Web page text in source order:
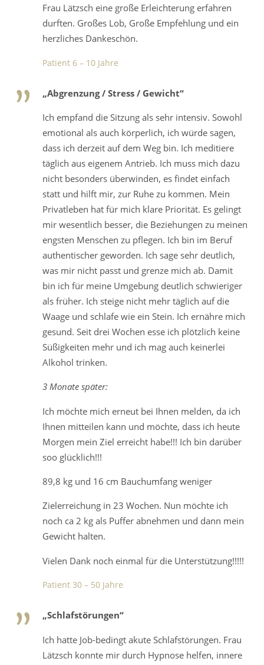
Frau Lätzsch eine große Erleichterung erfahren
durften. Großes Lob, Große Empfehlung und ein
herzliches Dankeschön.
Patient 6 – 10 Jahre
„Abgrenzung / Stress / Gewicht“
Ich empfand die Sitzung als sehr intensiv. Sowohl
emotional als auch körperlich, ich würde sagen,
dass ich derzeit auf dem Weg bin. Ich meditiere
täglich aus eigenem Antrieb. Ich muss mich dazu
nicht besonders überwinden, es findet einfach
statt und hilft mir, zur Ruhe zu kommen. Mein
Privatleben hat für mich klare Priorität. Es gelingt
mir wesentlich besser, die Beziehungen zu meinen
engsten Menschen zu pflegen. Ich bin im Beruf
authentischer geworden. Ich sage sehr deutlich,
was mir nicht passt und grenze mich ab. Damit
bin ich für meine Umgebung deutlich schwieriger
als früher. Ich steige nicht mehr täglich auf die
Waage und schlafe wie ein Stein. Ich ernähre mich
gesund. Seit drei Wochen esse ich plötzlich keine
Süßigkeiten mehr und ich mag auch keinerlei
Alkohol trinken.
3 Monate später:
Ich möchte mich erneut bei Ihnen melden, da ich
Ihnen mitteilen kann und möchte, dass ich heute
Morgen mein Ziel erreicht habe!!! Ich bin darüber
soo glücklich!!!
89,8 kg und 16 cm Bauchumfang weniger
Zielerreichung in 23 Wochen. Nun möchte ich
noch ca 2 kg als Puffer abnehmen und dann mein
Gewicht halten.
Vielen Dank noch einmal für die Unterstützung!!!!!
Patient 30 – 50 Jahre
„Schlafstörungen“
Ich hatte Job-bedingt akute Schlafstörungen. Frau
Lätzsch konnte mir durch Hypnose helfen, innere